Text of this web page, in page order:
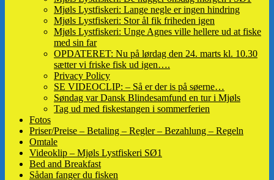
Mjøls Lystfiskeri: Lange negle er ingen hindring
Mjøls Lystfiskeri: Stor ål fik friheden igen
Mjøls Lystfiskeri: Unge Agnes ville hellere ud at fiske
med sin far
OPDATERET: Nu på lørdag den 24. marts kl. 10.30
sætter vi friske fisk ud igen….
Privacy Policy
SE VIDEOCLIP: – Så er der is på søerne…
Søndag var Dansk Blindesamfund en tur i Mjøls
Tag ud med fiskestangen i sommerferien
Fotos
Priser/Preise – Betaling – Regler – Bezahlung – Regeln
Omtale
Videoklip – Mjøls Lystfiskeri SØ1
Bed and Breakfast
Sådan fanger du fisken